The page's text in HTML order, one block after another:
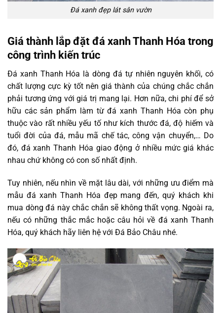
Đá xanh đẹp lát sân vườn
Giá thành lắp đặt đá xanh Thanh Hóa trong
công trình kiến trúc
Đá xanh Thanh Hóa là dòng đá tự nhiên nguyên khối, có
chất lượng cực kỳ tốt nên giá thành của chúng chắc chắn
phải tương ứng với giá trị mang lại. Hơn nữa, chi phí để sở
hữu các sản phẩm làm từ đá xanh Thanh Hóa còn phụ
thuộc vào rất nhiều yếu tố như kích thước đá, độ hiếm và
tuổi đời của đá, mẫu mã chế tác, công vận chuyển,… Do
đó, đá xanh Thanh Hóa giao động ở nhiều mức giá khác
nhau chứ không có con số nhất định.
Tuy nhiên, nếu nhìn về mặt lâu dài, với những ưu điểm mà
mẫu đá xanh Thanh Hóa đẹp mang đến, quý khách khi
mua dòng đá này chắc chắn sẽ không thất vọng. Ngoài ra,
nếu có những thắc mắc hoặc câu hỏi về đá xanh Thanh
Hóa, quý khách hãy liên hệ với Đá Bảo Châu nhé.